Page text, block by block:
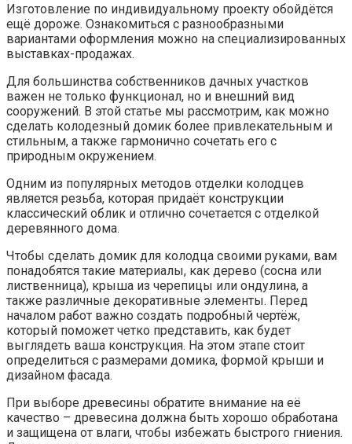
Изготовление по индивидуальному проекту обойдётся
ещё дороже. Ознакомиться с разнообразными
вариантами оформления можно на специализированных
выставках-продажах.
Для большинства собственников дачных участков
важен не только функционал, но и внешний вид
сооружений. В этой статье мы рассмотрим, как можно
сделать колодезный домик более привлекательным и
стильным, а также гармонично сочетать его с
природным окружением.
Одним из популярных методов отделки колодцев
является резьба, которая придаёт конструкции
классический облик и отлично сочетается с отделкой
деревянного дома.
Чтобы сделать домик для колодца своими руками, вам
понадобятся такие материалы, как дерево (сосна или
лиственница), крыша из черепицы или ондулина, а
также различные декоративные элементы. Перед
началом работ важно создать подробный чертёж,
который поможет четко представить, как будет
выглядеть ваша конструкция. На этом этапе стоит
определиться с размерами домика, формой крыши и
дизайном фасада.
При выборе древесины обратите внимание на её
качество – древесина должна быть хорошо обработана
и защищена от влаги, чтобы избежать быстрого гниения.